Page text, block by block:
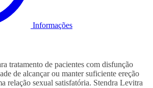
Informações
tratamento de pacientes com disfunção
de alcançar ou manter suficiente ereção
relação sexual satisfatória. Stendra Levitra